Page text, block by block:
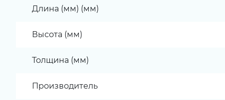
Длина (мм) (мм)
Высота (мм)
Толщина (мм)
Производитель